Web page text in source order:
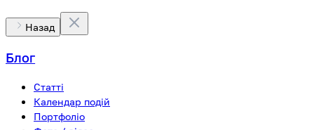
Назад
Блог
Статті
Календар подій
Портфоліо